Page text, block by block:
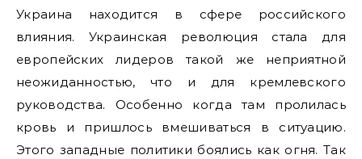
Украина находится в сфере российского
влияния. Украинская революция стала для
европейских лидеров такой же неприятной
неожиданностью, что и для кремлевского
руководства. Особенно когда там пролилась
кровь и пришлось вмешиваться в ситуацию.
Этого западные политики боялись как огня. Так